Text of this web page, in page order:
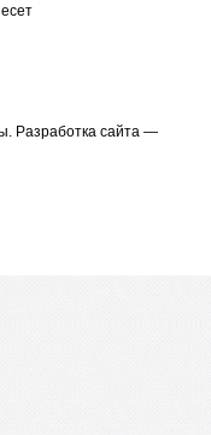
Разработка cайта —